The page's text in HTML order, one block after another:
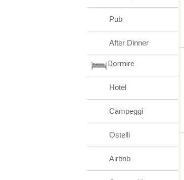
Pub
After Dinner
Dormire
Hotel
Campeggi
Ostelli
Airbnb